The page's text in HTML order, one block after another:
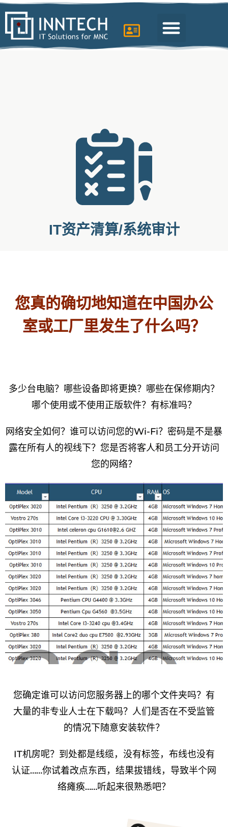
IT资产清算/系统审计
您真的确切地知道在中国办公
室或工厂里发生了什么吗？
多少台电脑？哪些设备即将更换？哪些在保修期内？
哪个使用或不使用正版软件？有标准吗？
网络安全如何？谁可以访问您的Wi-Fi？密码是不是暴
露在所有人的视线下？您是否将客人和员工分开访问
您的网络？
您确定谁可以访问您服务器上的哪个文件夹吗？有
大量的非专业人士在下载吗？人们是否在不受监管
的情况下随意安装软件？
IT机房呢？到处都是线缆，没有标签，布线也没有
认证……你试着改点东西，结果拔错线，导致半个网
络瘫痪……听起来很熟悉吧？